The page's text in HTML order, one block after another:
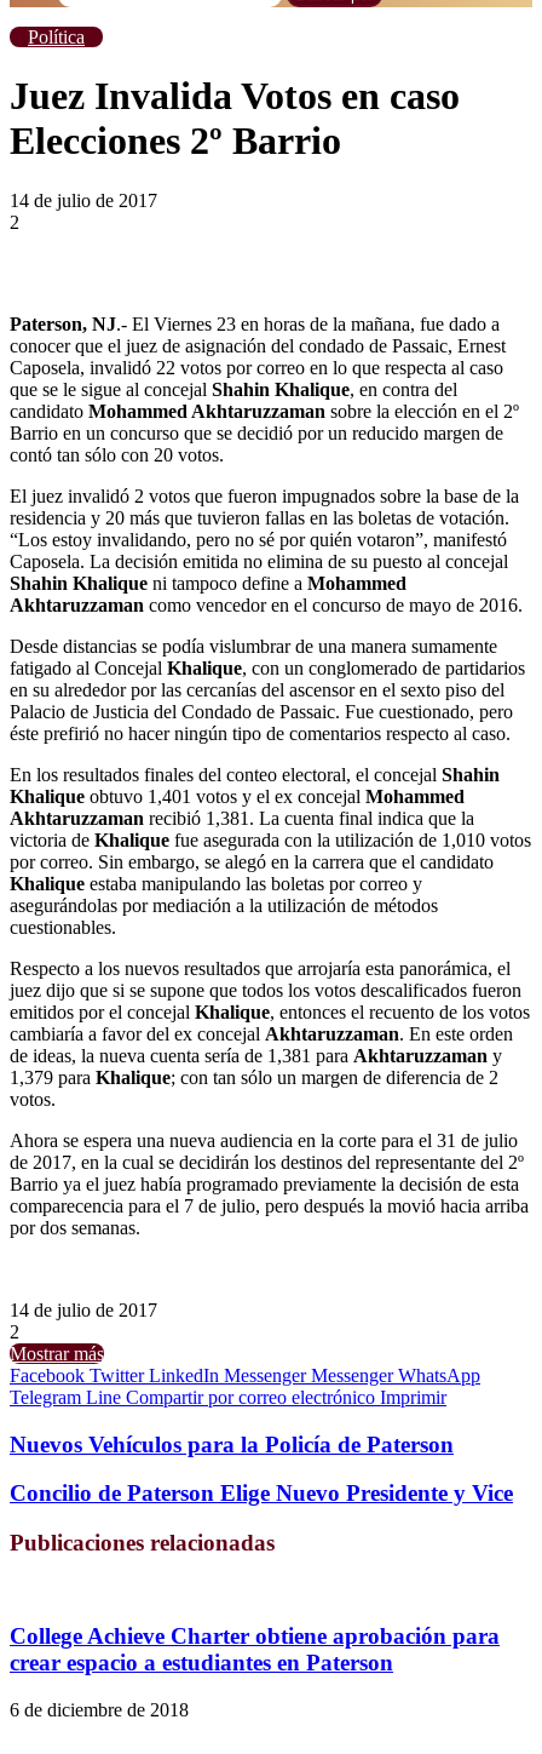
Política
Juez Invalida Votos en caso
Elecciones 2º Barrio
14 de julio de 2017
2
Paterson, NJ.- El Viernes 23 en horas de la mañana, fue dado a
conocer que el juez de asignación del condado de Passaic, Ernest
Caposela, invalidó 22 votos por correo en lo que respecta al caso
que se le sigue al concejal Shahin Khalique, en contra del
candidato Mohammed Akhtaruzzaman sobre la elección en el 2º
Barrio en un concurso que se decidió por un reducido margen de
contó tan sólo con 20 votos.
El juez invalidó 2 votos que fueron impugnados sobre la base de la
residencia y 20 más que tuvieron fallas en las boletas de votación.
“Los estoy invalidando, pero no sé por quién votaron”, manifestó
Caposela. La decisión emitida no elimina de su puesto al concejal
Shahin Khalique ni tampoco define a Mohammed
Akhtaruzzaman como vencedor en el concurso de mayo de 2016.
Desde distancias se podía vislumbrar de una manera sumamente
fatigado al Concejal Khalique, con un conglomerado de partidarios
en su alrededor por las cercanías del ascensor en el sexto piso del
Palacio de Justicia del Condado de Passaic. Fue cuestionado, pero
éste prefirió no hacer ningún tipo de comentarios respecto al caso.
En los resultados finales del conteo electoral, el concejal Shahin
Khalique obtuvo 1,401 votos y el ex concejal Mohammed
Akhtaruzzaman recibió 1,381. La cuenta final indica que la
victoria de Khalique fue asegurada con la utilización de 1,010 votos
por correo. Sin embargo, se alegó en la carrera que el candidato
Khalique estaba manipulando las boletas por correo y
asegurándolas por mediación a la utilización de métodos
cuestionables.
Respecto a los nuevos resultados que arrojaría esta panorámica, el
juez dijo que si se supone que todos los votos descalificados fueron
emitidos por el concejal Khalique, entonces el recuento de los votos
cambiaría a favor del ex concejal Akhtaruzzaman. En este orden
de ideas, la nueva cuenta sería de 1,381 para Akhtaruzzaman y
1,379 para Khalique; con tan sólo un margen de diferencia de 2
votos.
Ahora se espera una nueva audiencia en la corte para el 31 de julio
de 2017, en la cual se decidirán los destinos del representante del 2º
Barrio ya el juez había programado previamente la decisión de esta
comparecencia para el 7 de julio, pero después la movió hacia arriba
por dos semanas.
14 de julio de 2017
2
Mostrar más
Facebook Twitter LinkedIn Messenger Messenger WhatsApp
Telegram Line Compartir por correo electrónico Imprimir
Nuevos Vehículos para la Policía de Paterson
Concilio de Paterson Elige Nuevo Presidente y Vice
Publicaciones relacionadas
College Achieve Charter obtiene aprobación para
crear espacio a estudiantes en Paterson
6 de diciembre de 2018